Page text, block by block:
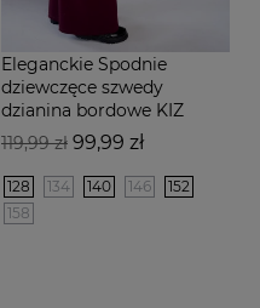
Eleganckie Spodnie
dziewczęce szwedy
dzianina bordowe KIZ
Cena
119,99 zł Cena
99,99 zł
128 134 140 146
152
158